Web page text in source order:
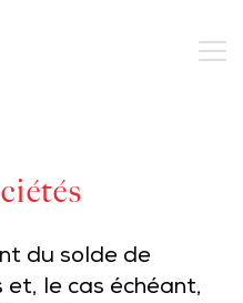
du solde de
et, le cas échéant,